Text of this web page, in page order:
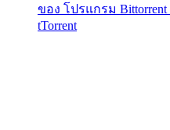
ของ โปรแกรม
tTorrent